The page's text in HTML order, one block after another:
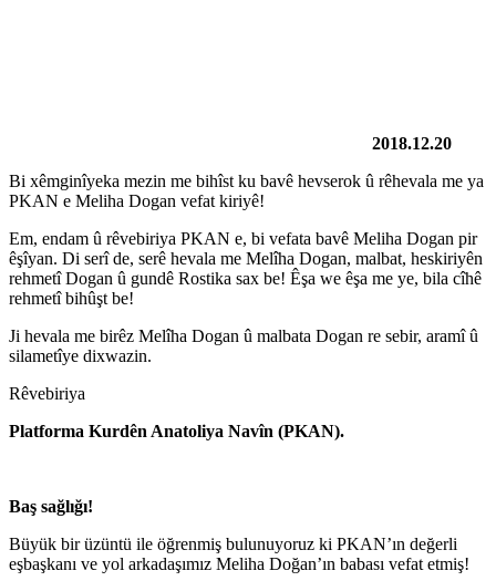
2018.12.20
Bi xêmginîyeka mezin me bihîst ku bavê hevserok û rêhevala me ya
PKAN e Meliha Dogan vefat kiriyê!
Em, endam û rêvebiriya PKAN e, bi vefata bavê Meliha Dogan pir
êşîyan. Di serî de, serê hevala me Melîha Dogan, malbat, heskiriyên
rehmetî Dogan û gundê Rostika sax be! Êşa we êşa me ye, bila cîhê
rehmetî bihûşt be!
Ji hevala me birêz Melîha Dogan û malbata Dogan re sebir, aramî û
silametîye dixwazin.
Rêvebiriya
Platforma Kurdên Anatoliya Navîn (PKAN).
Baş sağlığı!
Büyük bir üzüntü ile öğrenmiş bulunuyoruz ki PKAN’ın değerli
eşbaşkanı ve yol arkadaşımız Meliha Doğan’ın babası vefat etmiş!